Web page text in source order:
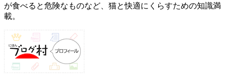
が食べると危険なものなど、猫と快適にくらすための知識満
載。